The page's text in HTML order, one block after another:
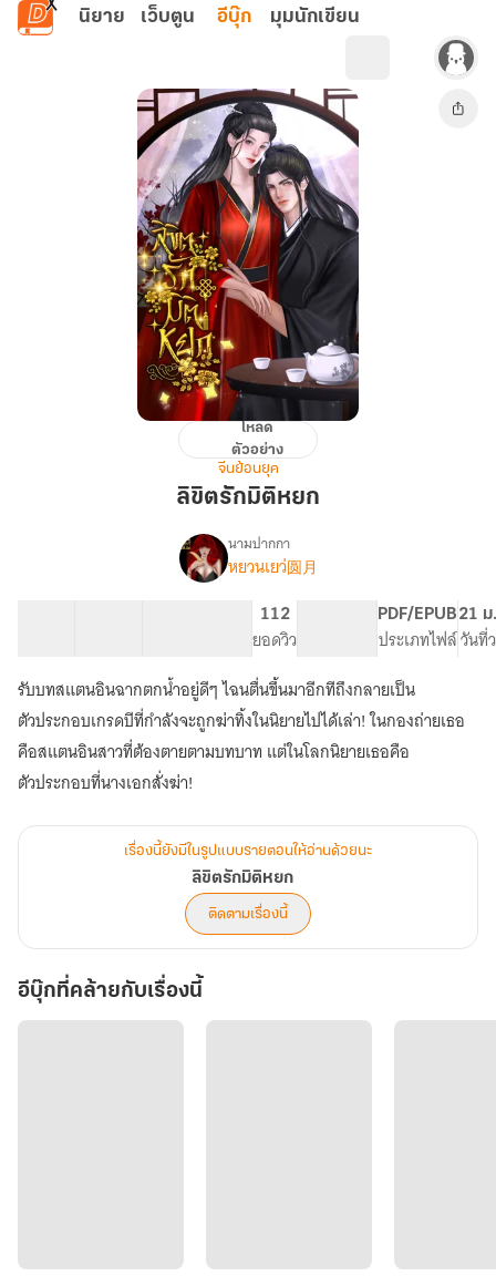
ข้ามไปยังเนื้อหาหลัก
นิยาย เว็บตูน อีบุ๊ก มุมนักเขียน
โหลด
ตัวอย่าง
จีนย้อนยุค
ลิขิตรักมิติหยก
เรื่อง
รัก
มิติ
หยก
นามปากกา
หยวนเยว่圆月
112
ยอดวิว
PDF/EPUB
ประเภทไฟล์
21
วันที่
รับบทสแตนอินฉากตกน้ำอยู่ดีๆ ไฉนตื่นขึ้นมาอีกทีถึงกลายเป็น
ตัวประกอบเกรดบีที่กำลังจะถูกฆ่าทิ้งในนิยายไปได้เล่า! ในกองถ่ายเธอ
คือสแตนอินสาวที่ต้องตายตามบทบาท แต่ในโลกนิยายเธอคือ
ตัวประกอบที่นางเอกสั่งฆ่า!
เรื่องนี้ยังมีในรูปแบบรายตอนให้อ่านด้วยนะ
ลิขิตรักมิติหยก
ติดตามเรื่องนี้
อีบุ๊กที่คล้ายกับเรื่องนี้